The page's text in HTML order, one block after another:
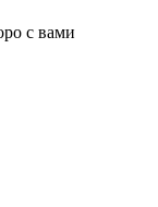
с вами